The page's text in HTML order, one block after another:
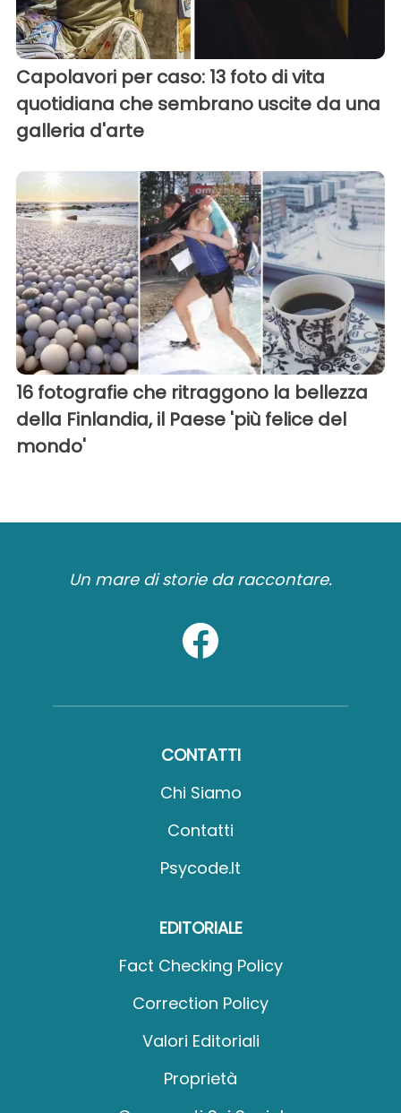
Capolavori per caso: 13 foto di vita
quotidiana che sembrano uscite da una
galleria d'arte
16 fotografie che ritraggono la bellezza
della Finlandia, il Paese 'più felice del
mondo'
Un mare di storie da raccontare.
CONTATTI
Chi Siamo
Contatti
Psycode.it
EDITORIALE
Fact Checking Policy
Correction Policy
Valori Editoriali
Proprietà